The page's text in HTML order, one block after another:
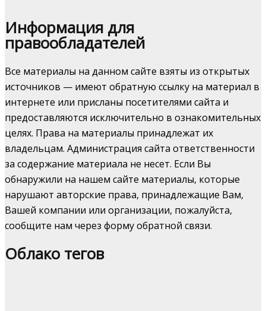
Информация для
правообладателей
Все материалы на данном сайте взяты из открытых
источников — имеют обратную ссылку на материал в
интернете или присланы посетителями сайта и
предоставляются исключительно в ознакомительных
целях. Права на материалы принадлежат их
владельцам. Администрация сайта ответственности
за содержание материала не несет. Если Вы
обнаружили на нашем сайте материалы, которые
нарушают авторские права, принадлежащие Вам,
Вашей компании или организации, пожалуйста,
сообщите нам через форму обратной связи.
Облако тегов